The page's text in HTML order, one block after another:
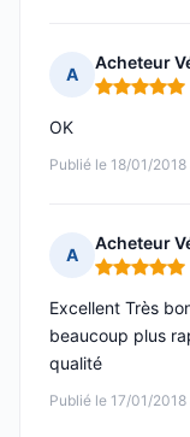
A
Acheteur
Note : 5 sur
Publié le 18/01/2018
OK
A
Acheteur
Note : 5 sur
Publié le 17/01/2018
Excellent Très
beaucoup plus
qualité